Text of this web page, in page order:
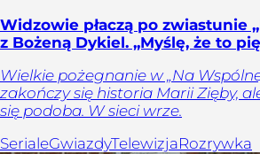
Widzowie płaczą po zwiastunie
z Bożeną Dykiel. „Myślę, że to
Wielkie pożegnanie w „Na
zakończy się historia Marii Zięby,
się podoba. W sieci wrze.
SerialeGwiazdyTelewizjaRozrywka